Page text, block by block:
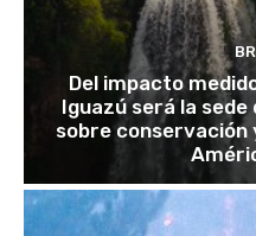
Del impacto
Iguazú será la sede
sobre